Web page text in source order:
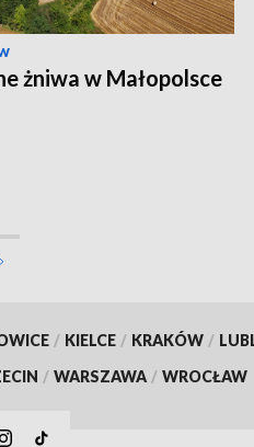
żniwa w Małopolsce
/ KIELCE / KRAKÓW /
/ WARSZAWA / WROCŁAW